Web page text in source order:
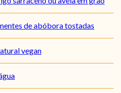
de abóbora tostadas
vegan